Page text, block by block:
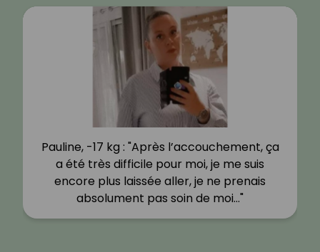
Pauline, -17 kg : "Après l’accouchement, ça
a été très difficile pour moi, je me suis
encore plus laissée aller, je ne prenais
absolument pas soin de moi…"